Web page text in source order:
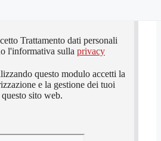
Trattamento dati personali
l'informativa sulla privacy
questo modulo accetti la
e la gestione dei tuoi
sito web.